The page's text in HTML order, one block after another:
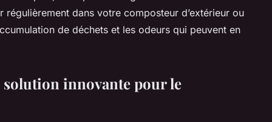
dans votre composteur d’extérieur ou
de déchets et les odeurs qui peuvent en
innovante pour le